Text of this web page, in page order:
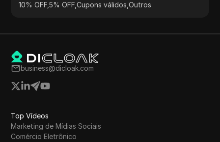
10% OFF ,5% OFF ,Cupons válidos ,Outros
business@dicloak.com
Top Vídeos
Marketing de Mídias Sociais
Comércio Eletrônico